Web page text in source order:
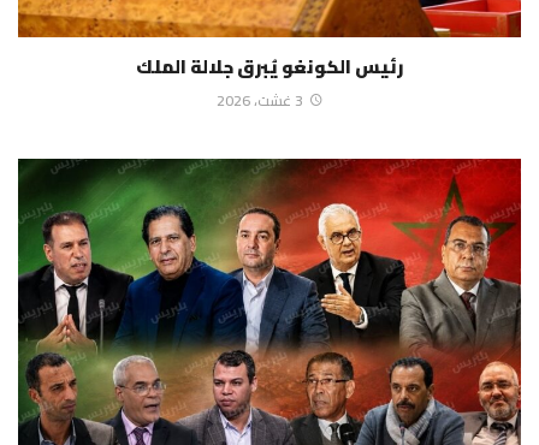
رئيس الكونغو يُبرق جلالة الملك
3 غشت، 2026